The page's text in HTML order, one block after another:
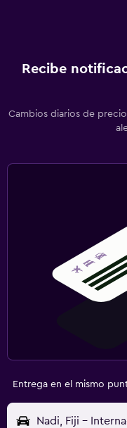
Recibe
Cambios diarios de
Entrega en el mismo
Nadi, Fiji -